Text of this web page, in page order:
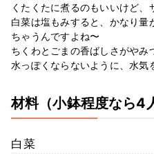
くたくたに煮るのもいいけど、
白菜は塩もみすると、かなり量
ちゃうんですよね〜
ちくわとごまの香ばしさがやみ
水っぽくならないように、水気
材料（小鉢程度なら4
白菜